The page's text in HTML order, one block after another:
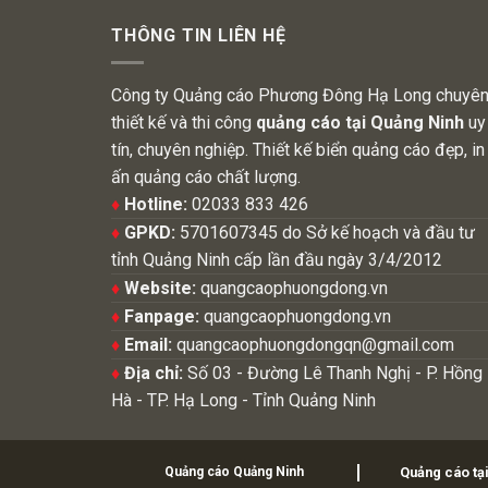
THÔNG TIN LIÊN HỆ
Công ty Quảng cáo Phương Đông Hạ Long chuyên
thiết kế và thi công quảng cáo tại Quảng Ninh uy
tín, chuyên nghiệp. Thiết kế biển quảng cáo đẹp, in
ấn quảng cáo chất lượng.
♦ Hotline: 02033 833 426
♦ GPKD: 5701607345 do Sở kế hoạch và đầu tư
tỉnh Quảng Ninh cấp lần đầu ngày 3/4/2012
♦ Website: quangcaophuongdong.vn
♦ Fanpage: quangcaophuongdong.vn
♦ Email: quangcaophuongdongqn@gmail.com
♦ Địa chỉ: Số 03 - Đường Lê Thanh Nghị - P. Hồng
Hà - TP. Hạ Long - Tỉnh Quảng Ninh
Quảng cáo Quảng Ninh Quảng cáo